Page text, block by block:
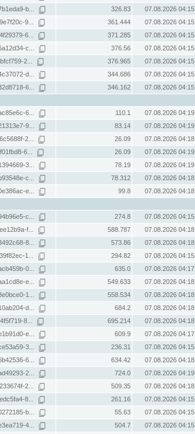
b... 326.83
07.08.2026 04:15
9... 361.444
07.08.2026 04:15
6... 371.285
07.08.2026 04:15
c... 376.56
07.08.2026 04:15
2... 376.965
07.08.2026 04:15
d... 344.686
07.08.2026 04:15
6... 346.162
07.08.2026 04:15
6... 110.1
07.08.2026 04:19
9... 83.14
07.08.2026 04:19
2... 26.09
07.08.2026 04:18
6... 26.09
07.08.2026 04:19
3... 78.19
07.08.2026 04:19
c... 78.312
07.08.2026 04:18
e... 99.8
07.08.2026 04:18
c... 274.8
07.08.2026 04:15
f... 588.787
07.08.2026 04:18
8... 573.86
07.08.2026 04:18
1... 294.82
07.08.2026 04:15
0... 635.0
07.08.2026 04:17
e... 549.633
07.08.2026 04:18
1... 558.534
07.08.2026 04:18
d... 684.2
07.08.2026 04:18
8... 695.214
07.08.2026 04:18
e... 609.9
07.08.2026 04:17
3... 236.31
07.08.2026 04:15
6... 634.42
07.08.2026 04:18
2... 724.0
07.08.2026 04:19
2... 509.35
07.08.2026 04:18
8... 261.16
07.08.2026 04:15
b... 55.63
07.08.2026 04:15
4... 504.7
07.08.2026 04:15